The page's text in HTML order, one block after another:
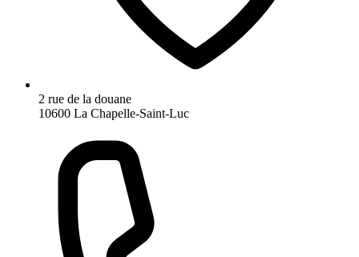
2 rue de la douane
10600 La Chapelle-Saint-Luc